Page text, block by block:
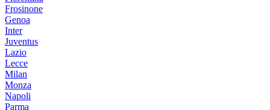
Frosinone
Genoa
Inter
Juventus
Lazio
Lecce
Milan
Monza
Napoli
Parma